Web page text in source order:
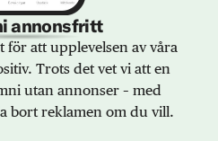
annonsfritt
för att upplevelsen av våra
Trots det vet vi att en
utan annonser – med
bort reklamen om du vill.